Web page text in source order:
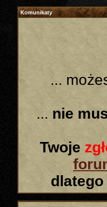
Komunikaty
...
... nie
Twoje